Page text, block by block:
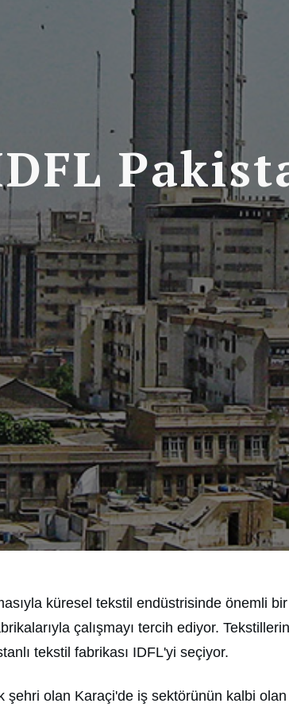
küresel tekstil endüstrisinde önemli
çalışmayı tercih ediyor.
tekstil fabrikası IDFL'yi seçiyor.
şehri olan Karaçi'de iş sektörünün kalbi